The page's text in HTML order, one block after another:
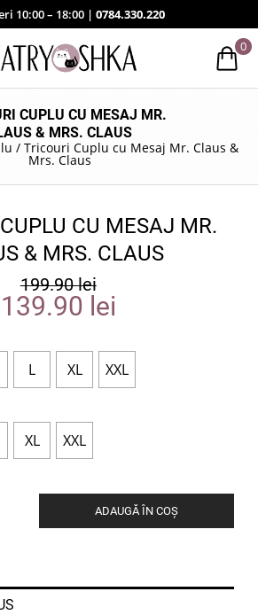
10:00 – 18:00 | 0784.330.220
0
CUPLU CU MESAJ MR.
& MRS. CLAUS
/ Tricouri Cuplu cu Mesaj Mr. Claus &
Mrs. Claus
CU MESAJ MR.
& MRS. CLAUS
199.90lei
139.90 lei
L XL XXL
XL XXL
ADAUGĂ ÎN COȘ